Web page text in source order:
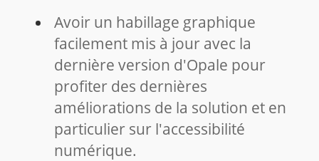
Avoir un habillage graphique
facilement mis à jour avec la
dernière version d'Opale pour
profiter des dernières
améliorations de la solution et en
particulier sur l'accessibilité
numérique.